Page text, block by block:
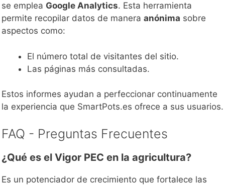
se emplea Google Analytics. Esta herramienta
permite recopilar datos de manera anónima sobre
aspectos como:
El número total de visitantes del sitio.
Las páginas más consultadas.
Estos informes ayudan a perfeccionar continuamente
la experiencia que SmartPots.es ofrece a sus usuarios.
FAQ - Preguntas Frecuentes
¿Qué es el Vigor PEC en la agricultura?
Es un potenciador de crecimiento que fortalece las